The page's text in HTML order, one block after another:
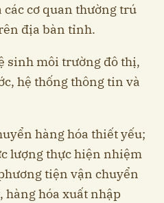
các cơ quan thường trú
địa bàn tỉnh.
sinh môi trường đô thị,
hệ thống thông tin và
hàng hóa thiết yếu;
lượng thực hiện nhiệm
tiện vận chuyển
hàng hóa xuất nhập